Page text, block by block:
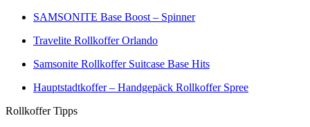
SAMSONITE Base Boost – Spinner
Travelite Rollkoffer Orlando
Samsonite Rollkoffer Suitcase Base Hits
Hauptstadtkoffer – Handgepäck Rollkoffer Spree
Rollkoffer Tipps